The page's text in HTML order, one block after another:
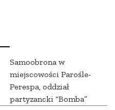
Samoobrona w
miejscowości Parośle-
Perespa, oddział
partyzancki “Bomba”